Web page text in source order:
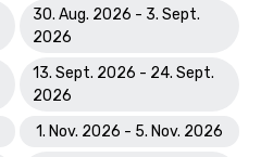
30. Aug. 2026 - 3. Sept.
2026
13. Sept. 2026 - 24. Sept.
2026
1. Nov. 2026 - 5. Nov. 2026